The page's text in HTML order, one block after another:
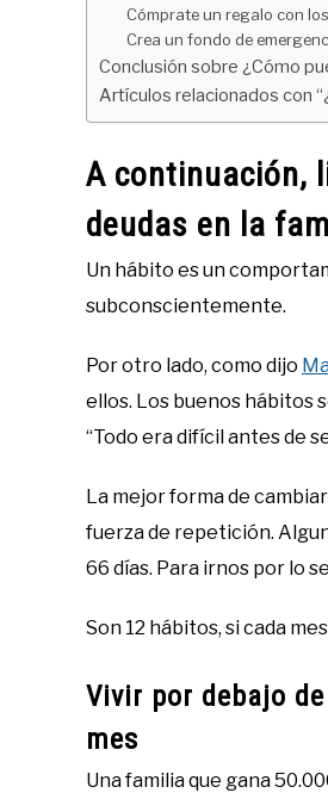
Cómprate un regalo con
Crea un fondo de
Conclusión sobre ¿Cómo
Artículos relacionados con
A continuación,
deudas en la
Un hábito es un
subconscientemente.
Por otro lado, como dijo
ellos. Los buenos hábitos
“Todo era difícil antes de
La mejor forma de
fuerza de repetición.
66 días. Para irnos por lo
Son 12 hábitos, si cada
Vivir por debajo
mes
Una familia que gana